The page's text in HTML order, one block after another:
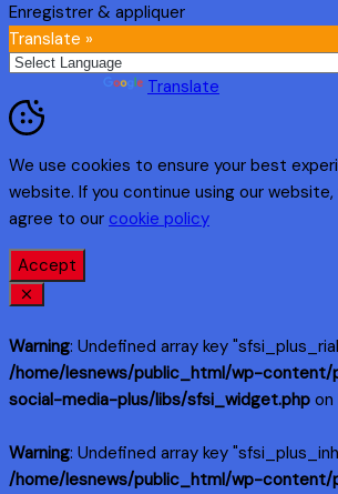
Enregistrer & appliquer
Translate »
Translate
We use cookies to ensure your best
website. If you continue using our website,
agree to our cookie policy
Accept
Warning: Undefined array key
/home/lesnews/public_html/wp-content/
social-media-plus/libs/sfsi_widget.php on
Warning: Undefined array key
/home/lesnews/public_html/wp-content/